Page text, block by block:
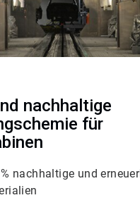
nachhaltige
für
nachhaltige und